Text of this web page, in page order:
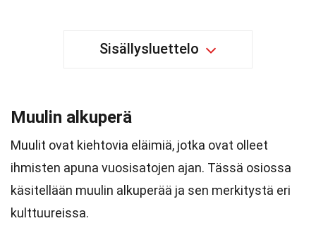
Sisällysluettelo
Muulin alkuperä
Muulit ovat kiehtovia eläimiä, jotka ovat olleet
ihmisten apuna vuosisatojen ajan. Tässä osiossa
käsitellään muulin alkuperää ja sen merkitystä eri
kulttuureissa.